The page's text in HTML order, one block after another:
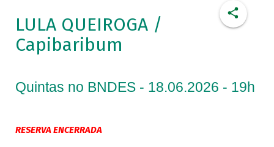
LULA QUEIROGA /
Capibaribum
Quintas no BNDES - 18.06.2026 - 19h
RESERVA ENCERRADA